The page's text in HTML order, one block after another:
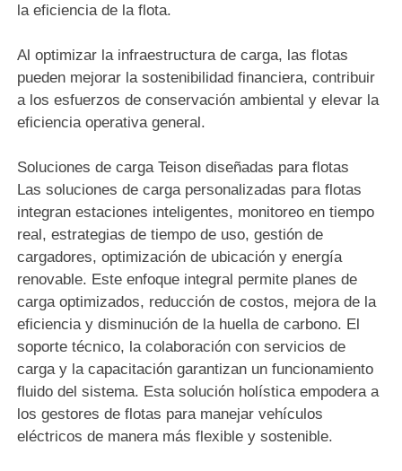
la eficiencia de la flota.
Al optimizar la infraestructura de carga, las flotas
pueden mejorar la sostenibilidad financiera, contribuir
a los esfuerzos de conservación ambiental y elevar la
eficiencia operativa general.
Soluciones de carga Teison diseñadas para flotas
Las soluciones de carga personalizadas para flotas
integran estaciones inteligentes, monitoreo en tiempo
real, estrategias de tiempo de uso, gestión de
cargadores, optimización de ubicación y energía
renovable. Este enfoque integral permite planes de
carga optimizados, reducción de costos, mejora de la
eficiencia y disminución de la huella de carbono. El
soporte técnico, la colaboración con servicios de
carga y la capacitación garantizan un funcionamiento
fluido del sistema. Esta solución holística empodera a
los gestores de flotas para manejar vehículos
eléctricos de manera más flexible y sostenible.